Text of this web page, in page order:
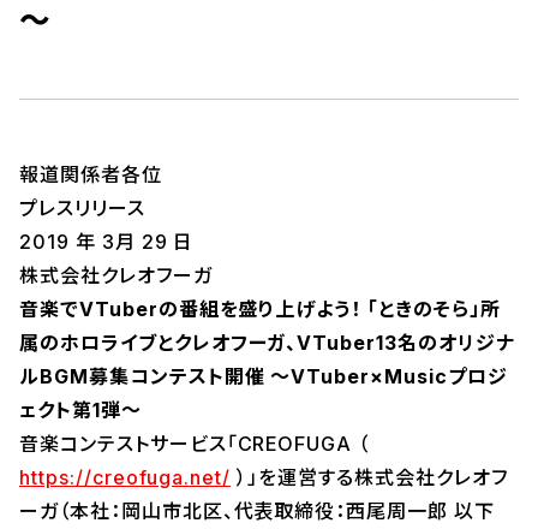
～
報道関係者各位
プレスリリース
2019 年 3月 29 日
株式会社クレオフーガ
音楽でVTuberの番組を盛り上げよう！ 「ときのそら」所
属のホロライブとクレオフーガ、VTuber13名のオリジナ
ルBGM募集コンテスト開催 ～VTuber×Musicプロジ
ェクト第1弾～
音楽コンテストサービス「CREOFUGA （
https://creofuga.net/ ）」を運営する株式会社クレオフ
ーガ（本社：岡山市北区、代表取締役：西尾周一郎 以下